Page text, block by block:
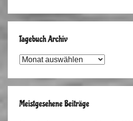
Tagebuch Archiv
Tagebuch
Meistgesehene Beiträge